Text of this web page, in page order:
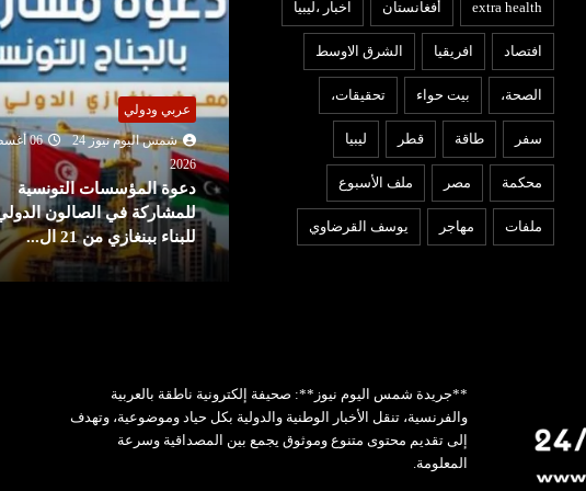
extra health أفغانستان اخبار ،ليبيا
افتصاد افريقيا الشرق الاوسط
الصحة، بيت حواء تحقيقات،
سفر طاقة قطر ليبيا
محكمة مصر ملف الأسبوع
ملفات مهاجر يوسف القرضاوي
عربي ودولي
شمس اليوم نيوز 24
2026
دعوة المؤسسات التونسية
للمشاركة في الصالون الدولي
للبناء ببنغازي من 21 ال...
عربي ودولي
شمس اليوم نيوز 24
05
2026
ايران : مفاوضات «هرمز»
من اتفاق على مسار لعبور
**جريدة شمس اليوم نيوز**: صحيفة إلكترونية ناطقة بالعربية
والفرنسية، تنقل الأخبار الوطنية والدولية بكل حياد وموضوعية، وتهدف
إلى تقديم محتوى متنوع وموثوق يجمع بين المصداقية وسرعة
المعلومة.